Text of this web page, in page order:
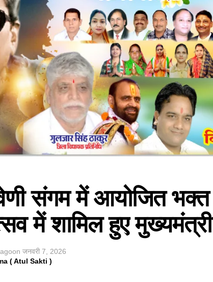
संगम में आयोजित भक्त
में शामिल हुए
agoon जनवरी 7, 2026
( Atul Sakti )